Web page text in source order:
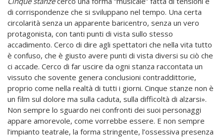
di corrispondenze che si sviluppano nel tempo. Una certa
circolarità senza un apparente baricentro, senza un vero
protagonista, con tanti punti di vista sullo stesso
accadimento. Cerco di dire agli spettatori che nella vita tutto
è confuso, che è giusto avere punti di vista diversi su ciò che
ci accade. Cerco di far uscire da ogni stanza raccontata un
vissuto che sovente genera conclusioni contraddittorie,
proprio come nella realtà di tutti i giorni. Cinque stanze non è
un film sul dolore ma sulla caduta, sulla difficoltà di alzarsi».
Non sempre lo sguardo nei confronti dei suoi personaggi
appare amorevole, come vorrebbe essere. E non sempre
l’impianto teatrale, la forma stringente, l’ossessiva presenza